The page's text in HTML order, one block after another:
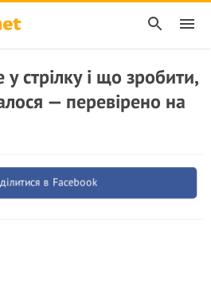
стрілку і що зробити,
— перевірено на
в Facebook